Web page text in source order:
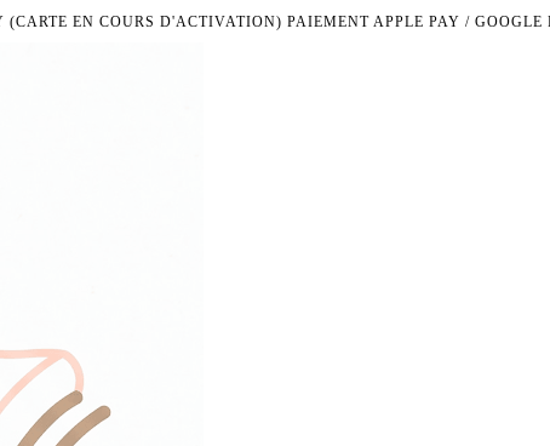
(CARTE EN COURS D'ACTIVATION) PAIEMENT APPLE PAY / GOOGLE